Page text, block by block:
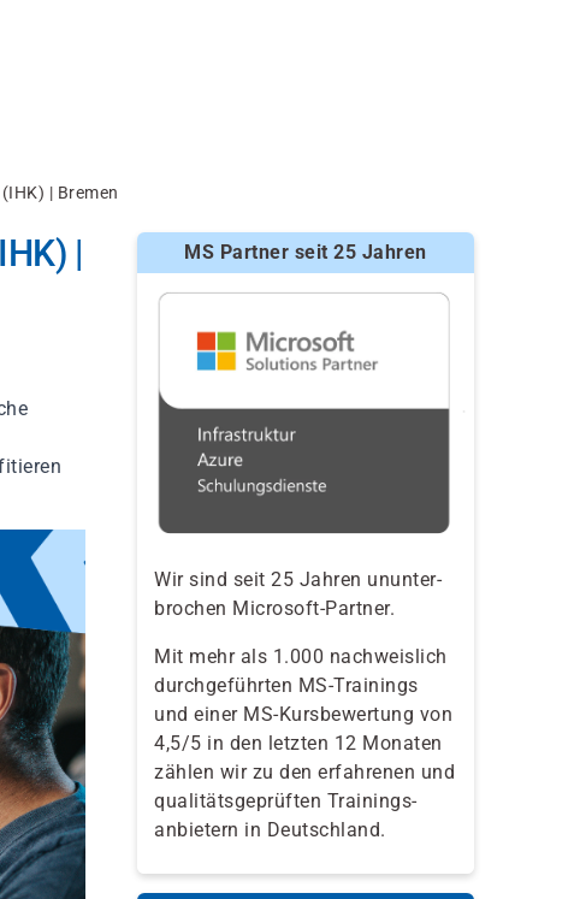
| Bremen
|
MS Partner seit 25 Jahren
Wir sind seit 25 Jahren ununter-
brochen Microsoft-Partner.
Mit mehr als 1.000 nachweislich
durchgeführten MS-Trainings
und einer MS-Kursbewertung von
4,5/5 in den letzten 12 Monaten
zählen wir zu den erfahrenen und
qualitäts­geprüften Trainings­
anbietern in Deutschland.